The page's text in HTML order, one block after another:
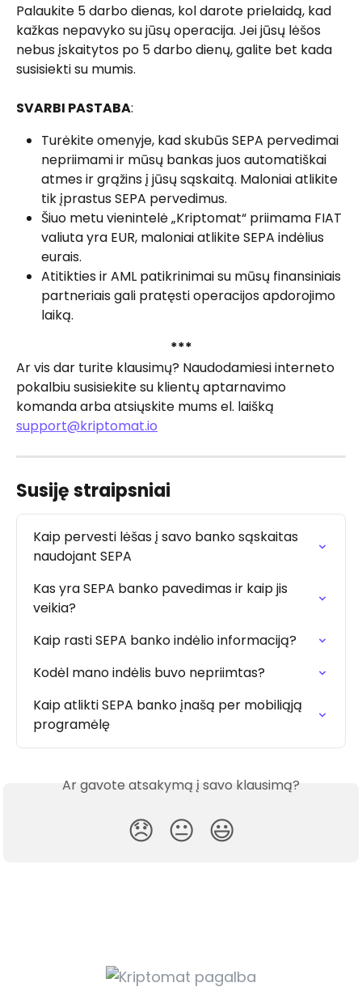
Palaukite 5 darbo dienas, kol darote prielaidą, kad
kažkas nepavyko su jūsų operacija. Jei jūsų lėšos
nebus įskaitytos po 5 darbo dienų, galite bet kada
susisiekti su mumis.
SVARBI PASTABA:
Turėkite omenyje, kad skubūs SEPA pervedimai
nepriimami ir mūsų bankas juos automatiškai
atmes ir grąžins į jūsų sąskaitą. Maloniai atlikite
tik įprastus SEPA pervedimus.
Šiuo metu vienintelė „Kriptomat“ priimama FIAT
valiuta yra EUR, maloniai atlikite SEPA indėlius
eurais.
Atitikties ir AML patikrinimai su mūsų finansiniais
partneriais gali pratęsti operacijos apdorojimo
laiką.
***
Ar vis dar turite klausimų? Naudodamiesi interneto
pokalbiu susisiekite su klientų aptarnavimo
komanda arba atsiųskite mums el. laišką
support@kriptomat.io
Susiję straipsniai
Kaip pervesti lėšas į savo banko sąskaitas
naudojant SEPA
Kas yra SEPA banko pavedimas ir kaip jis
veikia?
Kaip rasti SEPA banko indėlio informaciją?
Kodėl mano indėlis buvo nepriimtas?
Kaip atlikti SEPA banko įnašą per mobiliąją
programėlę
Ar gavote atsakymą į savo klausimą?
😞 😐 😃